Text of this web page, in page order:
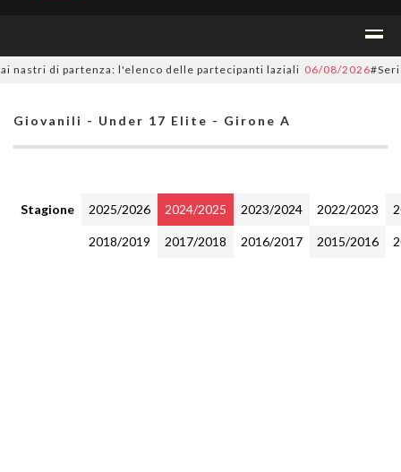
di partenza: l'elenco delle partecipanti laziali 06/08/2026
Giovanili - Under 17 Elite - Girone A
Stagione 2025/2026 2024/2025 2023/2024 2022/2023
2018/2019 2017/2018 2016/2017 2015/2016